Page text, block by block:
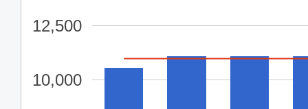
JAL224 14:45
普通席
10,000
12,500